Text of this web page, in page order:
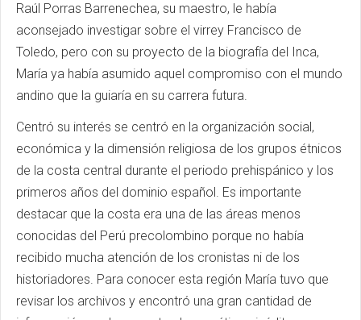
Raúl Porras Barrenechea, su maestro, le había
aconsejado investigar sobre el virrey Francisco de
Toledo, pero con su proyecto de la biografía del Inca,
María ya había asumido aquel compromiso con el mundo
andino que la guiaría en su carrera futura.
Centró su interés se centró en la organización social,
económica y la dimensión religiosa de los grupos étnicos
de la costa central durante el periodo prehispánico y los
primeros años del dominio español. Es importante
destacar que la costa era una de las áreas menos
conocidas del Perú precolombino porque no había
recibido mucha atención de los cronistas ni de los
historiadores. Para conocer esta región María tuvo que
revisar los archivos y encontró una gran cantidad de